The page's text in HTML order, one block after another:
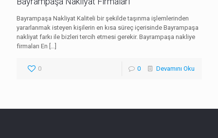
Bayrampaşa Nakliyat Kaliteli bir şekilde taşınma işlemlerinden
yararlanmak isteyen kişilerin en kısa süreç içerisinde Bayrampaşa
nakliyat farkı ile bizleri tercih etmesi gerekir. Bayrampaşa nakliye
firmaları En […]
0 0 Devamını Oku